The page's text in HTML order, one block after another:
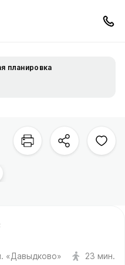
планировка
«Давыдково» 23 мин.